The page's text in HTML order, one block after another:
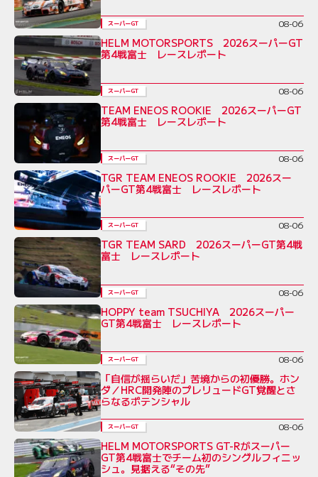
スーパーGT 08-06
HELM MOTORSPORTS 2026スーパーGT
第4戦富士 レースレポート
スーパーGT 08-06
TEAM ENEOS ROOKIE 2026スーパーGT
第4戦富士 レースレポート
スーパーGT 08-06
TGR TEAM ENEOS ROOKIE 2026スー
パーGT第4戦富士 レースレポート
スーパーGT 08-06
TGR TEAM SARD 2026スーパーGT第4戦
富士 レースレポート
スーパーGT 08-06
HOPPY team TSUCHIYA 2026スーパー
GT第4戦富士 レースレポート
スーパーGT 08-06
「自信が揺らいだ」苦境からの初優勝。ホン
ダ／HRC開発陣のプレリュードGT覚醒とさ
らなるポテンシャル
スーパーGT 08-06
HELM MOTORSPORTS GT-Rがスーパー
GT第4戦富士でチーム初のシングルフィニッ
シュ。見据える“その先”